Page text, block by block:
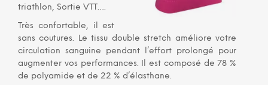
triathlon, Sortie VTT….
Très confortable, il est
sans coutures. Le tissu double stretch améliore votre
circulation sanguine pendant l’effort prolongé pour
augmenter vos performances. Il est composé de 78 %
de polyamide et de 22 % d’élasthane.